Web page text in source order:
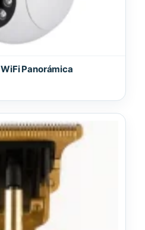
Panorámica